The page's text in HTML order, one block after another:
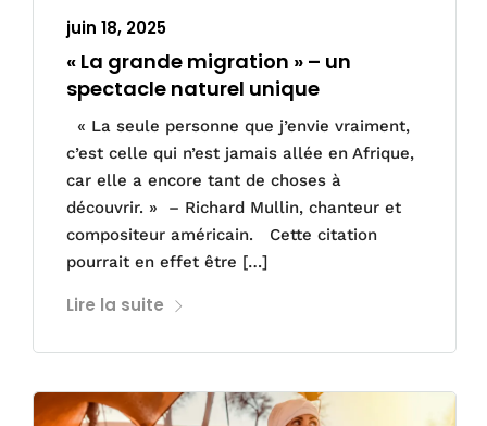
juin 18, 2025
« La grande migration » – un
spectacle naturel unique
« La seule personne que j’envie vraiment,
c’est celle qui n’est jamais allée en Afrique,
car elle a encore tant de choses à
découvrir. » – Richard Mullin, chanteur et
compositeur américain. Cette citation
pourrait en effet être […]
Lire la suite